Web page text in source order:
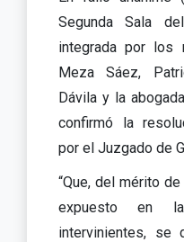
Segunda Sala
integrada por los
Meza Sáez,
Dávila y la
confirmó la
por el Juzgado de
“Que, del mérito
expuesto en
intervinientes, se